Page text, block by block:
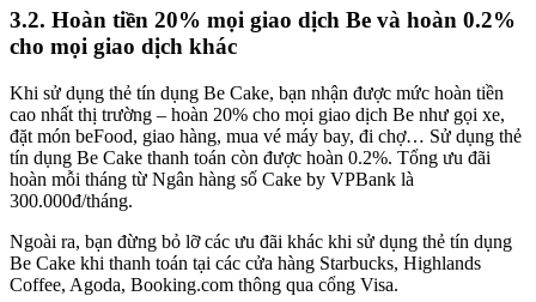
3.2. Hoàn tiền 20% mọi giao dịch Be và hoàn 0.2%
cho mọi giao dịch khác
Khi sử dụng thẻ tín dụng Be Cake, bạn nhận được mức hoàn tiền
cao nhất thị trường – hoàn 20% cho mọi giao dịch Be như gọi xe,
đặt món beFood, giao hàng, mua vé máy bay, đi chợ… Sử dụng thẻ
tín dụng Be Cake thanh toán còn được hoàn 0.2%. Tổng ưu đãi
hoàn mỗi tháng từ Ngân hàng số Cake by VPBank là
300.000đ/tháng.
Ngoài ra, bạn đừng bỏ lỡ các ưu đãi khác khi sử dụng thẻ tín dụng
Be Cake khi thanh toán tại các cửa hàng Starbucks, Highlands
Coffee, Agoda, Booking.com thông qua cổng Visa.